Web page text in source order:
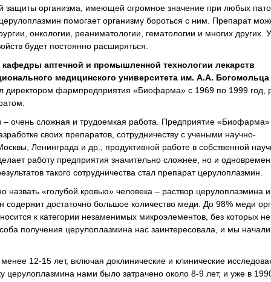
защиты организма, имеющей огромное значение при любых
помогает организму бороться с ним. Препарат
онкологии, реаниматологии, гематологии и многих других.
будет постоянно расширяться.
кафедры аптечной и промышленной технологии лекарств
медицинского университета им. А.А.
директором фармпредприятия «Биофарма» с 1969 по 1999 год,
– очень сложная и трудоемкая работа. Предприятие
своих препаратов, сотрудничеству с учеными научно-
Ленинграда и др., продуктивной работе в собственной
работу предприятия значительно сложнее, но и
такого сотрудничества стал препарат церулоплазмин.
«голубой кровью» человека – раствор церулоплазмина
содержит достаточно большое количество меди. До 98% меди
к категории незаменимых микроэлементов, без которых
получения церулоплазмина нас заинтересовала, и мы начали
12-15 лет, включая доклинические и клинические
нами было затрачено около 8-9 лет, и уже в